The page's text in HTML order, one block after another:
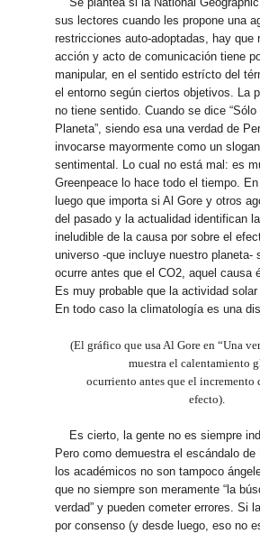
sus lectores cuando les propone una
restricciones auto-adoptadas, hay que
acción y acto de comunicación tiene
manipular, en el sentido estrícto del
el entorno según ciertos objetivos. La
no tiene sentido. Cuando se dice
Planeta”, siendo esa una verdad de
invocarse mayormente como un
sentimental. Lo cual no está mal: es
Greenpeace lo hace todo el tiempo.
luego que importa si Al Gore y otros
del pasado y la actualidad identifican
ineludible de la causa por sobre el
universo -que incluye nuestro planeta-
ocurre antes que el CO2, aquel causa
Es muy probable que la actividad
En todo caso la climatología es una
(El gráfico que usa Al Gore en “Una
muestra el calentamiento
ocurriento antes que el incremento
efecto).
Es cierto, la gente no es siempre
Pero como demuestra el escándalo
los académicos no son tampoco
que no siempre son meramente “la
verdad” y pueden cometer errores. Si
por consenso (y desde luego, eso no